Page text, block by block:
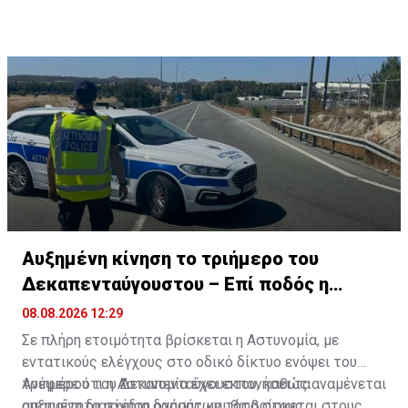
Αυξημένη κίνηση το τριήμερο του
Δεκαπενταύγουστου – Επί ποδός η
Αστυνομία
08.08.2026 12:29
Σε πλήρη ετοιμότητα βρίσκεται η Αστυνομία, με
εντατικούς ελέγχους στο οδικό δίκτυο ενόψει του
τριημέρου του Δεκαπενταύγουστου, καθώς αναμένεται
Ανέφερε ότι η Αστυνομία έχει εκπονήσει τα